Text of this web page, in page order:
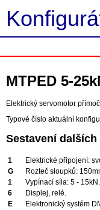
MTPED 5-
Elektrický servomotor
Typové číslo aktuální
Sestavení
1
Elektrické připojení:
G
Rozteč sloupků:
1
Vypínací síla: 5 -
6
Displej, relé.
E
Elektronický systém